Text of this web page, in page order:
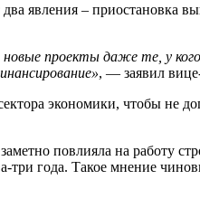
явления –
проекты даже те, у
, — заявил
экономики, чтобы не
повлияла на работу
три года. Такое мнение